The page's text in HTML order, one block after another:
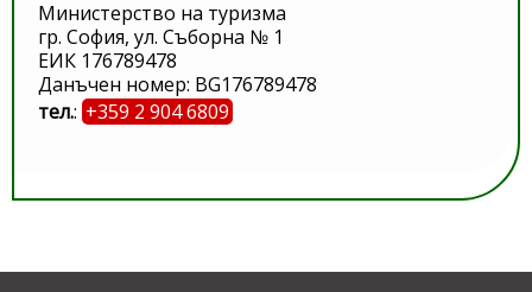
Министерство на туризма
гр. София, ул. Съборна № 1
ЕИК 176789478
Данъчен номер: BG176789478
тел.: +359 2 904 6809